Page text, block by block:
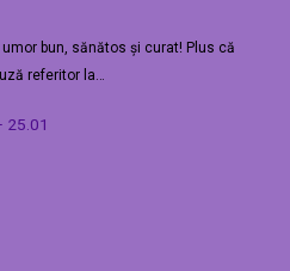
bun, sănătos și curat! Plus că
referitor la…
25.01